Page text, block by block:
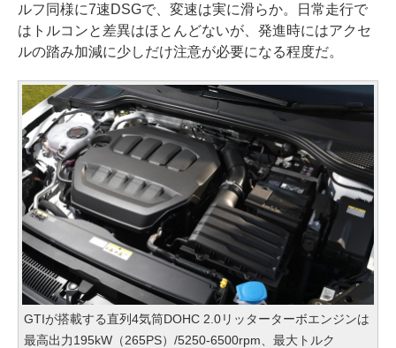
ルフ同様に7速DSGで、変速は実に滑らか。日常走行で
はトルコンと差異はほとんどないが、発進時にはアクセ
ルの踏み加減に少しだけ注意が必要になる程度だ。
GTIが搭載する直列4気筒DOHC 2.0リッターターボエンジンは
最高出力195kW（265PS）/5250-6500rpm、最大トルク